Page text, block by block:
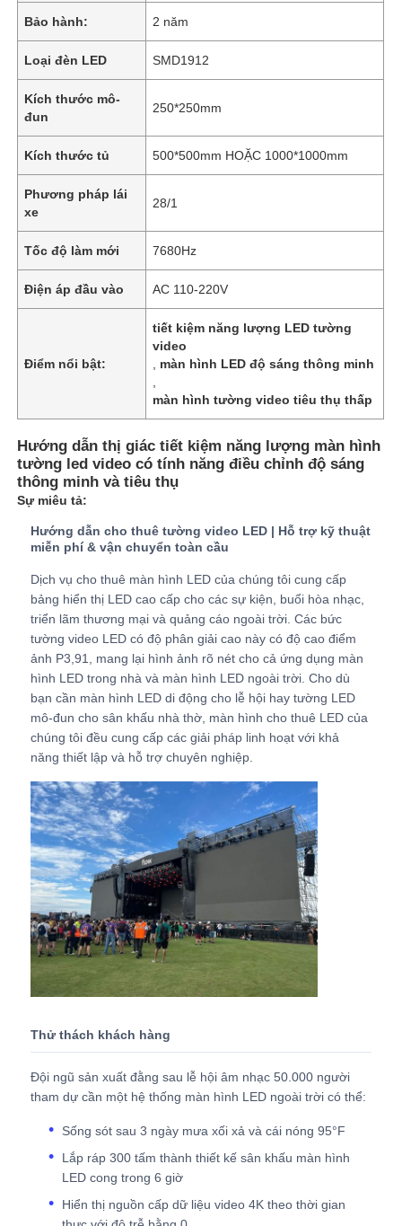
Các sản phẩm
Video
Buổi trình diễn VR
Về Chúng Tôi
Tham quan nhà máy
Kiểm soát chất lượng
Liên hệ với chúng tôi
Tin tức
Các trường hợp
Yêu cầu báo giá
Màn hình treo tường LED
Màn hình hiển thị LED
Màn hình LED cho buổi hòa nhạc
Thuê màn hình LED sân khấu
Tường video LED COB
Màn hình LED trong suốt
Bảo hành: 2 năm
Loại đèn LED SMD1912
Kích thước mô-
đun
250*250mm
Kích thước tủ 500*500mm HOẶC 1000*1000mm
Phương pháp lái
xe
28/1
Tốc độ làm mới 7680Hz
Điện áp đầu vào AC 110-220V
Điểm nổi bật:
tiết kiệm năng lượng LED tường
video
màn hình LED độ sáng thông minh
màn hình tường video tiêu thụ thấp
Hướng dẫn thị giác tiết kiệm năng lượng màn hình
tường led video có tính năng điều chỉnh độ sáng
thông minh và tiêu thụ
Sự miêu tả:
Hướng dẫn cho thuê tường video LED | Hỗ trợ kỹ thuật
miễn phí & vận chuyển toàn cầu
Dịch vụ cho thuê màn hình LED của chúng tôi cung cấp
bảng hiển thị LED cao cấp cho các sự kiện, buổi hòa nhạc,
triển lãm thương mại và quảng cáo ngoài trời. Các bức
tường video LED có độ phân giải cao này có độ cao điểm
ảnh P3,91, mang lại hình ảnh rõ nét cho cả ứng dụng màn
hình LED trong nhà và màn hình LED ngoài trời. Cho dù
bạn cần màn hình LED di động cho lễ hội hay tường LED
mô-đun cho sân khấu nhà thờ, màn hình cho thuê LED của
chúng tôi đều cung cấp các giải pháp linh hoạt với khả
năng thiết lập và hỗ trợ chuyên nghiệp.
Thử thách khách hàng
Đội ngũ sản xuất đằng sau lễ hội âm nhạc 50.000 người
tham dự cần một hệ thống màn hình LED ngoài trời có thể:
Sống sót sau 3 ngày mưa xối xả và cái nóng 95°F
Lắp ráp 300 tấm thành thiết kế sân khấu màn hình
LED cong trong 6 giờ
Hiển thị nguồn cấp dữ liệu video 4K theo thời gian